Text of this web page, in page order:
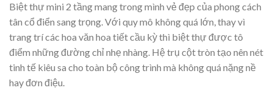
Biệt thự mini 2 tầng mang trong mình vẻ đẹp của phong cách
tân cổ điển sang trọng. Với quy mô không quá lớn, thay vì
trang trí các hoa văn hoa tiết cầu kỳ thì biệt thự được tô
điểm những đường chỉ nhẹ nhàng. Hệ trụ cột tròn tạo nên nét
tinh tế kiêu sa cho toàn bộ công trình mà không quá nặng nề
hay đơn điệu.